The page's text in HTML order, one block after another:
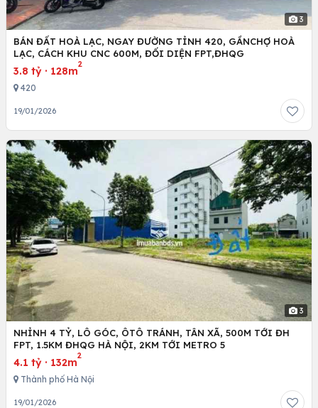
3
BÁN ĐẤT HOÀ LẠC, NGAY ĐƯỜNG TỈNH 420, GẦNCHỢ HOÀ
LẠC, CÁCH KHU CNC 600M, ĐỐI DIỆN FPT,ĐHQG
3.8 tỷ · 128m
2
420
19/01/2026
3
NHỈNH 4 TỶ, LÔ GÓC, ÔTÔ TRÁNH, TÂN XÃ, 500M TỚI ĐH
FPT, 1.5KM ĐHQG HÀ NỘI, 2KM TỚI METRO 5
4.1 tỷ · 132m
2
Thành phố Hà Nội
19/01/2026